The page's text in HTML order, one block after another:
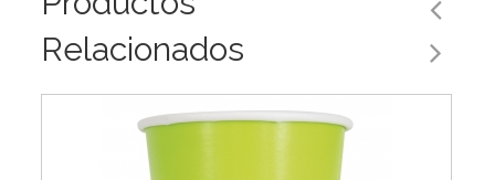
Relacionados